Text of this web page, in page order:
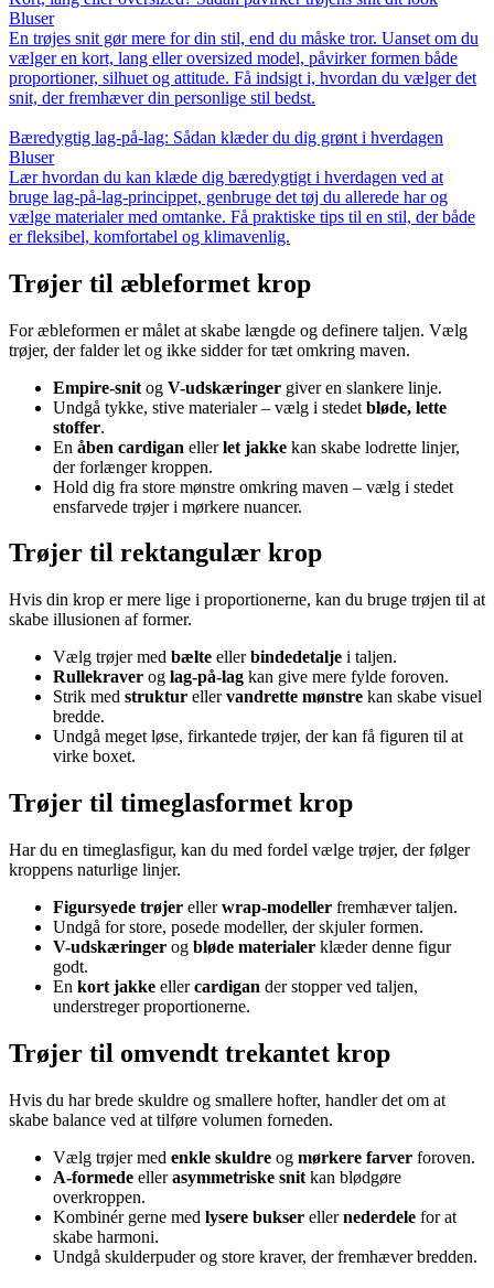
Bluser
En trøjes snit gør mere for din stil, end du måske tror. Uanset om du
vælger en kort, lang eller oversized model, påvirker formen både
proportioner, silhuet og attitude. Få indsigt i, hvordan du vælger det
snit, der fremhæver din personlige stil bedst.
Bæredygtig lag-på-lag: Sådan klæder du dig grønt i hverdagen
Bluser
Lær hvordan du kan klæde dig bæredygtigt i hverdagen ved at
bruge lag-på-lag-princippet, genbruge det tøj du allerede har og
vælge materialer med omtanke. Få praktiske tips til en stil, der både
er fleksibel, komfortabel og klimavenlig.
Trøjer til æbleformet krop
For æbleformen er målet at skabe længde og definere taljen. Vælg
trøjer, der falder let og ikke sidder for tæt omkring maven.
Empire-snit og V-udskæringer giver en slankere linje.
Undgå tykke, stive materialer – vælg i stedet bløde, lette
stoffer.
En åben cardigan ellerlet jakke kan skabe lodrette linjer,
der forlænger kroppen.
Hold dig fra store mønstre omkring maven – vælg i stedet
ensfarvede trøjer i mørkere nuancer.
Trøjer til rektangulær krop
Hvis din krop er mere lige i proportionerne, kan du bruge trøjen til at
skabe illusionen af former.
Vælg trøjer med bælte ellerbindedetalje i taljen.
Rullekraver og lag-på-lag kan give mere fylde foroven.
Strik med struktur ellervandrette mønstre kan skabe visuel
bredde.
Undgå meget løse, firkantede trøjer, der kan få figuren til at
virke boxet.
Trøjer til timeglasformet krop
Har du en timeglasfigur, kan du med fordel vælge trøjer, der følger
kroppens naturlige linjer.
Figursyede trøjer ellerwrap-modeller fremhæver taljen.
Undgå for store, posede modeller, der skjuler formen.
V-udskæringer og bløde materialer klæder denne figur
godt.
En kort jakke ellercardigan der stopper ved taljen,
understreger proportionerne.
Trøjer til omvendt trekantet krop
Hvis du har brede skuldre og smallere hofter, handler det om at
skabe balance ved at tilføre volumen forneden.
Vælg trøjer med enkle skuldre og mørkere farver foroven.
A-formede ellerasymmetriske snit kan blødgøre
overkroppen.
Kombinér gerne med lysere bukser ellernederdele for at
skabe harmoni.
Undgå skulderpuder og store kraver, der fremhæver bredden.